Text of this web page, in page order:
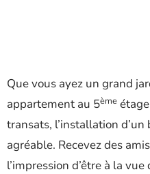
Que vous ayez un grand
appartement au 5ème
transats, l’installation
agréable. Recevez des
l’impression d’être à la